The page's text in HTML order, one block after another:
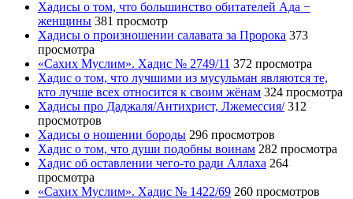
Хадисы о том, что большинство обитателей Ада −
женщины 381 просмотр
Хадисы о произношении салавата за Пророка 373
просмотра
«Сахих Муслим». Хадис № 2749/11 372 просмотра
Хадис о том, что лучшими из мусульман являются те,
кто лучше всех относится к своим жёнам 324 просмотра
Хадисы про Даджаля/Антихрист, Лжемессия/ 312
просмотров
Хадисы о ношении бороды 296 просмотров
Хадис о том, что души подобны воинам 282 просмотра
Хадис об оставлении чего-то ради Аллаха 264
просмотра
«Сахих Муслим». Хадис № 1422/69 260 просмотров